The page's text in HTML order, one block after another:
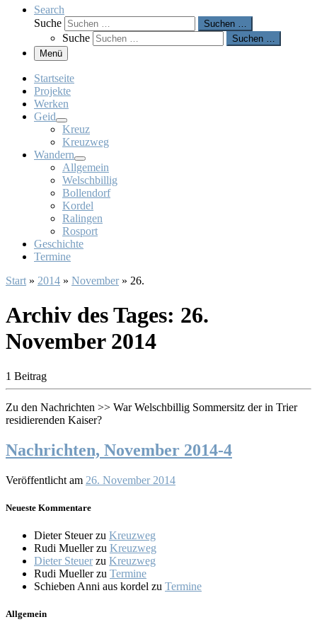
Search
Suche
Suchen …
Suche
Suchen …
Menü
Startseite
Projekte
Werken
Geid
Kreuz
Kreuzweg
Wandern
Allgemein
Welschbillig
Bollendorf
Kordel
Ralingen
Rosport
Geschichte
Termine
Start » 2014 » November » 26.
Archiv des Tages: 26.
November 2014
1 Beitrag
Zu den Nachrichten >> War Welschbillig Sommersitz der in Trier
residierenden Kaiser?
Nachrichten, November 2014-4
Veröffentlicht am 26. November 2014
Neueste Kommentare
Dieter Steuerzu Kreuzweg
Rudi Muellerzu Kreuzweg
Dieter Steuerzu Kreuzweg
Rudi Muellerzu Termine
Schieben Anni aus kordel zu Termine
Allgemein